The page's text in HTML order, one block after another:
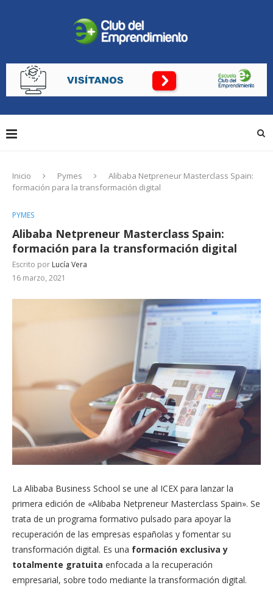
Inicio Pymes
Alibaba Netpreneur Masterclass Spain:
formación para la transformación digital
PYMES
Alibaba Netpreneur Masterclass Spain:
formación para la transformación digital
Escrito por Lucía Vera
16 marzo, 2021
La Alibaba Business School se une al ICEX para lanzar la
primera edición de «Alibaba Netpreneur Masterclass Spain». Se
trata de un programa formativo pulsado para apoyar la
recuperación de las empresas españolas y fomentar su
transformación digital. Es una formación exclusiva y
totalmente gratuita enfocada a la recuperación
empresarial, sobre todo mediante la transformación digital.